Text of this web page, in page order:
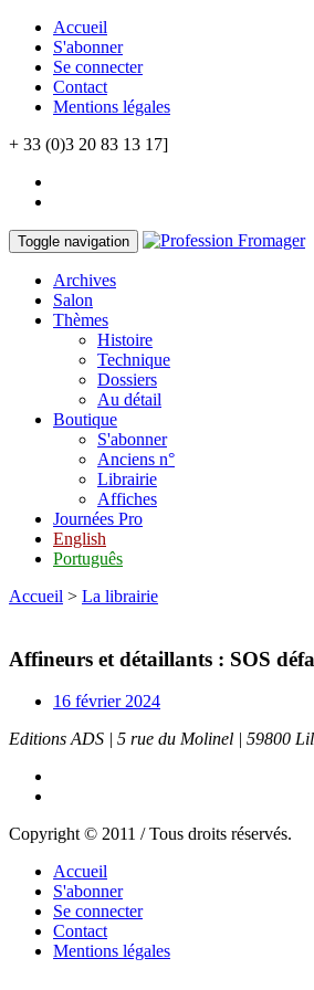
Accueil
S'abonner
Se connecter
Contact
Mentions légales
+ 33 (0)3 20 83 13 17]
Toggle navigation
Archives
Salon
Thèmes
Histoire
Technique
Dossiers
Au détail
Boutique
S'abonner
Anciens n°
Librairie
Affiches
Journées Pro
English
Português
Accueil > La librairie
Affineurs et détaillants : SOS
16 février 2024
Editions ADS | 5 rue du Molinel | 59800
Copyright © 2011 / Tous droits réservés.
Accueil
S'abonner
Se connecter
Contact
Mentions légales